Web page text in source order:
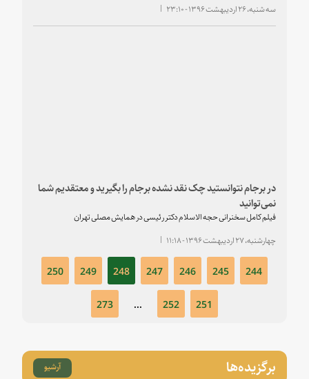
سه شنبه، ۲۶ اردیبهشت ۱۳۹۶ - ۲۳:۱۰
در برجام نتوانستید چک نقد نشده برجام را بگیرید و معتقدیم شما
نمی‌توانید
فیلم کامل سخنرانی حجه الاسلام دکتر رئیسی در همایش مصلی تهران
چهارشنبه، ۲۷ اردیبهشت ۱۳۹۶ - ۱۱:۱۸
۲۴۴ ۲۴۵ ۲۴۶ ۲۴۷ ۲۴۸ ۲۴۹
۲۵۰
۲۵۱
۲۵۲ ... ۲۷۳
برگزیده‌ها آرشیو